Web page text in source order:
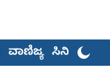
ವಾಣಿಜ್ಯ ಸಿನಿಮಾ